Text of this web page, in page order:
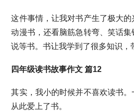
这件事情，让我对书产生了极大
动漫书，还看脑筋急转弯、笑话
说等书。书让我学到了很多知识，
四年级读书故事作文 篇12
其实，我小的时候并不喜欢读书
从此爱上了书。